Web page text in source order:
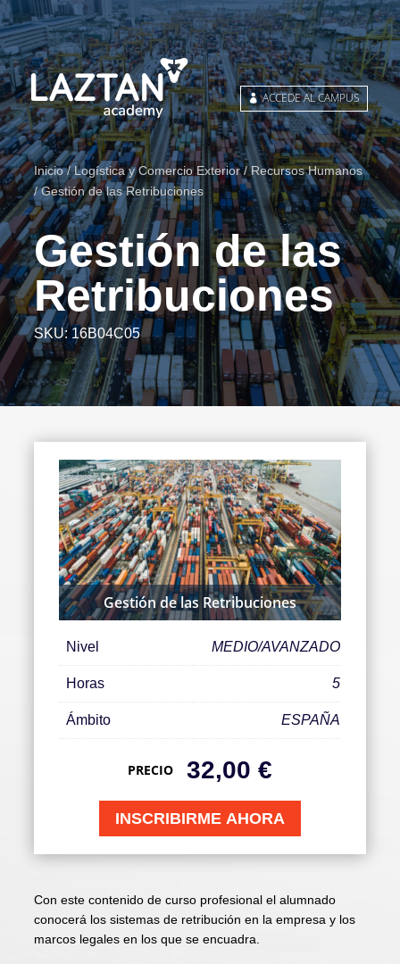
ACCEDE AL CAMPUS
Inicio/Logística y Comercio Exterior/Recursos Humanos
/ Gestión de las Retribuciones
Gestión de las
Retribuciones
SKU: 16B04C05
Con este contenido de curso profesional el alumnado
conocerá los sistemas de retribución en la empresa y los
marcos legales en los que se encuadra.
Gestión de las Retribuciones
Nivel MEDIO/AVANZADO
Horas 5
Ámbito ESPAÑA
PRECIO 32,00 €
INSCRIBIRME AHORA